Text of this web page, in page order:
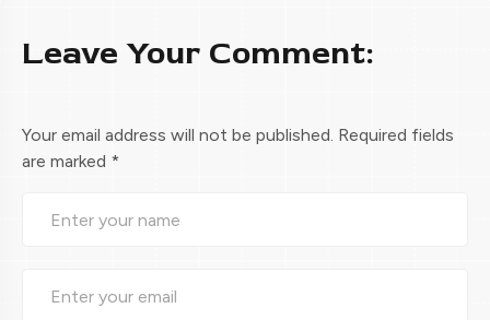
Leave Your Comment:
Your email address will not be published. Required fields
are marked *